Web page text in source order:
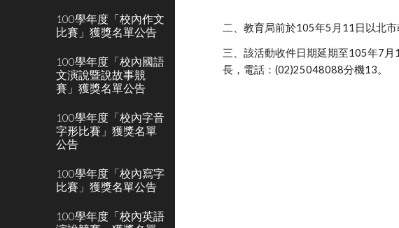
100學年度「校內作文
比賽」獲獎名單公告
100學年度「校內國語
文演說暨說故事競
賽」獲獎名單公告
100學年度「校內字音
字形比賽」獲獎名單
公告
100學年度「校內寫字
比賽」獲獎名單公告
100學年度「校內英語
二、教育局前於105年5月11日以北
三、該活動收件日期延期至105年7
長，電話：(02)25048088分機13。